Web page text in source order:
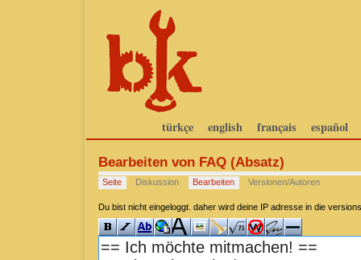
türkçe english français español
Bearbeiten von FAQ (Absatz)
Seite Diskussion Bearbeiten Versionen/Autoren
Du bist nicht eingeloggt. daher wird deine IP adresse in die